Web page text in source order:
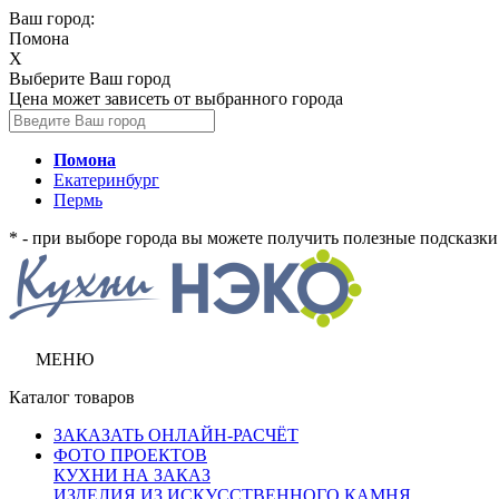
Ваш город:
Помона
X
Выберите Ваш город
Цена может зависеть от выбранного города
Помона
Екатеринбург
Пермь
* - при выборе города вы можете получить полезные
МЕНЮ
Каталог товаров
ЗАКАЗАТЬ ОНЛАЙН-РАСЧЁТ
ФОТО ПРОЕКТОВ
КУХНИ НА ЗАКАЗ
ИЗДЕЛИЯ ИЗ ИСКУССТВЕННОГО КАМНЯ